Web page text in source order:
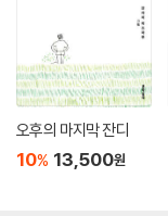
오후의 마지막 잔디
10% 13,500원